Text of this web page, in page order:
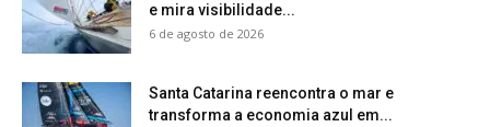
e mira visibilidade...
6 de agosto de 2026
Santa Catarina reencontra o mar e
transforma a economia azul em...